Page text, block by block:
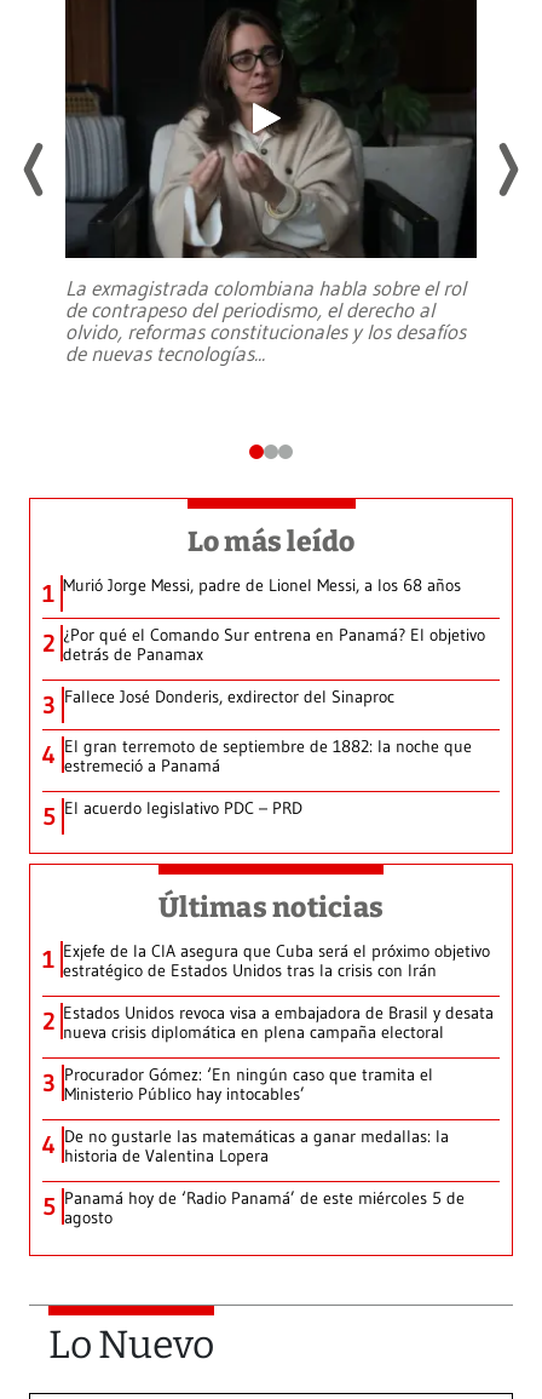
La exmagistrada colombiana habla sobre el rol
de contrapeso del periodismo, el derecho al
olvido, reformas constitucionales y los desafíos
de nuevas tecnologías...
Lo más leído
1 Murió Jorge Messi, padre de Lionel Messi, a los 68 años
2 ¿Por qué el Comando Sur entrena en Panamá? El objetivo
detrás de Panamax
3 Fallece José Donderis, exdirector del Sinaproc
4 El gran terremoto de septiembre de 1882: la noche que
estremeció a Panamá
5 El acuerdo legislativo PDC – PRD
Últimas noticias
1 Exjefe de la CIA asegura que Cuba será el próximo objetivo
estratégico de Estados Unidos tras la crisis con Irán
2 Estados Unidos revoca visa a embajadora de Brasil y desata
nueva crisis diplomática en plena campaña electoral
3 Procurador Gómez: ‘En ningún caso que tramita el
Ministerio Público hay intocables’
4 De no gustarle las matemáticas a ganar medallas: la
historia de Valentina Lopera
5 Panamá hoy de ‘Radio Panamá’ de este miércoles 5 de
agosto
Lo Nuevo